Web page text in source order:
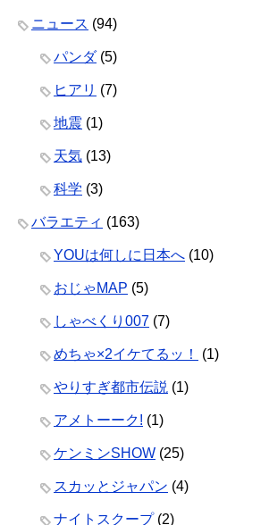
ニュース (94)
パンダ(5)
ヒアリ (7)
地震 (1)
天気 (13)
科学 (3)
バラエティ (163)
YOUは何しに日本へ (10)
おじゃMAP (5)
しゃべくり007 (7)
めちゃ×2イケてるッ！ (1)
やりすぎ都市伝説 (1)
アメトーーク! (1)
ケンミンSHOW (25)
スカッとジャパン (4)
ナイトスクープ(2)